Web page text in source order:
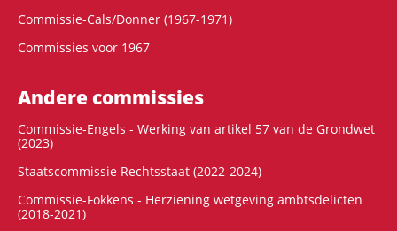
Commissie-Cals/Donner (1967-1971)
Commissies voor 1967
Andere commissies
Commissie-Engels - Werking van artikel 57 van de Grondwet
(2023)
Staatscommissie Rechtsstaat (2022-2024)
Commissie-Fokkens - Herziening wetgeving ambtsdelicten
(2018-2021)